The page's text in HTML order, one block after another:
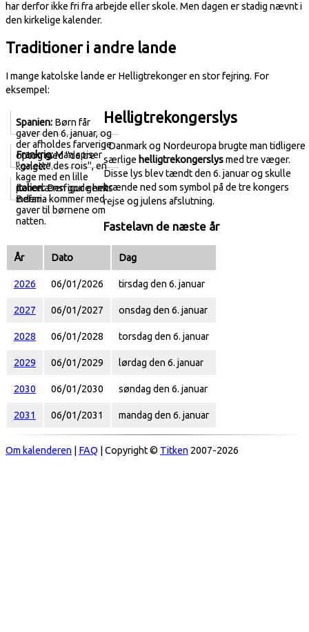
har derfor ikke fri fra arbejde eller skole. Men dagen er stadig nævnt i
den kirkelige kalender.
Traditioner i andre lande
I mange katolske lande er Helligtrekonger en stor fejring. For
eksempel:
Spanien: Børn får
gaver den 6. januar, og
der afholdes farverige
optog med "de tre
konger".
Frankrig:Man spiser
"galette des rois", en
kage med en lille
porcelænsfigur gemt
indeni.
Italien:Den gode heks
Befana kommer med
gaver til børnene om
natten.
Helligtrekongerslys
I Danmark og Nordeuropa brugte man tidligere
særlige helligtrekongerslysmed tre væger.
Disse lys blev tændt den 6. januar og skulle
brænde ned som symbol på de tre kongers
rejse og julens afslutning.
Fastelavn de næste år
År Dato Dag
2026 06/01/2026 tirsdag den 6. januar
2027 06/01/2027 onsdag den 6. januar
2028 06/01/2028 torsdag den 6. januar
2029 06/01/2029 lørdag den 6. januar
2030 06/01/2030 søndag den 6. januar
2031 06/01/2031 mandag den 6. januar
Om kalenderen| FAQ | Copyright © Titken2007-2026